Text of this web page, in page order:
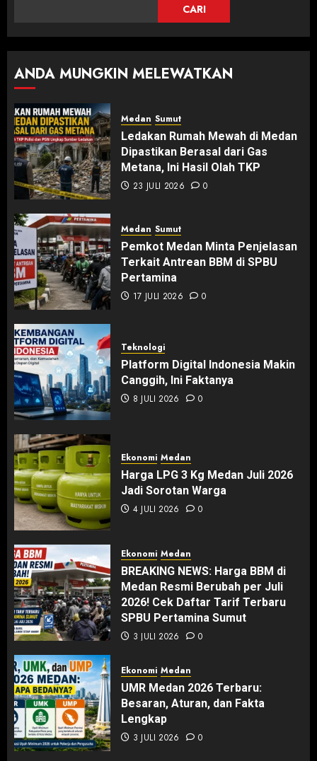
CARI
ANDA MUNGKIN MELEWATKAN
Medan Sumut
Ledakan Rumah Mewah di Medan
Dipastikan Berasal dari Gas
Metana, Ini Hasil Olah TKP
23 JULI 2026 0
Medan Sumut
Pemkot Medan Minta Penjelasan
Terkait Antrean BBM di SPBU
Pertamina
17 JULI 2026 0
Teknologi
Platform Digital Indonesia Makin
Canggih, Ini Faktanya
8 JULI 2026 0
Ekonomi Medan
Harga LPG 3 Kg Medan Juli 2026
Jadi Sorotan Warga
4 JULI 2026 0
Ekonomi Medan
BREAKING NEWS: Harga BBM di
Medan Resmi Berubah per Juli
2026! Cek Daftar Tarif Terbaru
SPBU Pertamina Sumut
3 JULI 2026 0
Ekonomi Medan
UMR Medan 2026 Terbaru:
Besaran, Aturan, dan Fakta
Lengkap
3 JULI 2026 0